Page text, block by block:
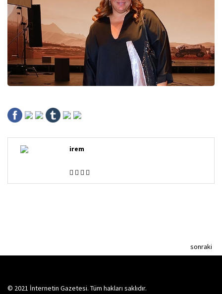
irem
sonraki
© 2021 İnternetin Gazetesi. Tüm hakları saklıdır.